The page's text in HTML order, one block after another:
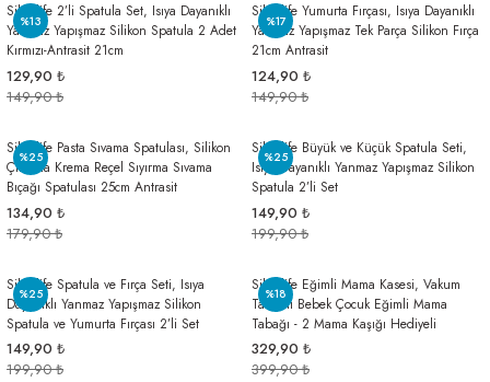
%13
Silicolife 2’li Spatula Set, Isıya Dayanıklı
Yanmaz Yapışmaz Silikon Spatula 2 Adet
Kırmızı-Antrasit 21cm
129,90 ₺
149,90 ₺
%17
Silicolife Yumurta Fırçası, Isıya Dayanıklı
Yanmaz Yapışmaz Tek Parça Silikon Fırça
21cm Antrasit
124,90 ₺
149,90 ₺
%25
Silicolife Pasta Sıvama Spatulası, Silikon
Çikolata Krema Reçel Sıyırma Sıvama
Bıçağı Spatulası 25cm Antrasit
134,90 ₺
179,90 ₺
%25
Silicolife Büyük ve Küçük Spatula Seti,
Isıya Dayanıklı Yanmaz Yapışmaz Silikon
Spatula 2’li Set
149,90 ₺
199,90 ₺
%25
Silicolife Spatula ve Fırça Seti, Isıya
Dayanıklı Yanmaz Yapışmaz Silikon
Spatula ve Yumurta Fırçası 2’li Set
149,90 ₺
199,90 ₺
%18
Silicolife Eğimli Mama Kasesi, Vakum
Tabanlı Bebek Çocuk Eğimli Mama
Tabağı - 2 Mama Kaşığı Hediyeli
329,90 ₺
399,90 ₺